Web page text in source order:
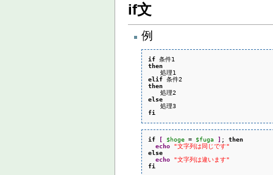
if文
例
if
then
elif
then
else
fi
if [ $hoge = $fuga ] ; then
echo "文字列は同じです"
else
echo "文字列は違います"
fi